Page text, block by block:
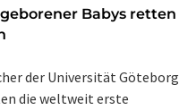
Babys retten
der Universität Göteborg
die weltweit erste